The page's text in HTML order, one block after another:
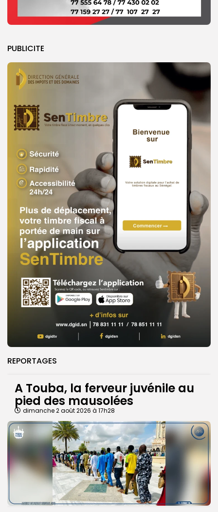
PUBLICITE
REPORTAGES
A Touba, la ferveur juvénile au
pied des mausolées
dimanche 2 août 2026 à 17h28